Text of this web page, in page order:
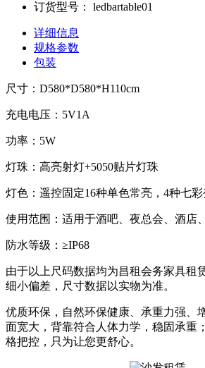
订货型号： ledbartable01
详细信息
规格参数
包装
尺寸：D580*D580*H110cm
充电电压：5V1A
功率：5W
灯珠：高亮射灯+5050贴片灯珠
灯色：遥控固定16种单色常亮，4种七
使用范围：适用于酒吧、夜总会、酒店
防水等级：≥IP68
由于以上尺码数据均为昌租会务家具租
细小偏差，尺寸数据以实物为准。
优质环保，自然环保健康、承重力强、
面宽大，背靠符合人体力学，稳固承重；
格把控，只为让您更舒心。